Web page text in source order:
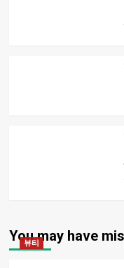
You may have
뷰티